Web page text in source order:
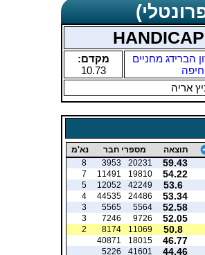
הברידג מחניים
חיפה
מקדם:
10.73
אריה
תוצאה מספרי חבר נא'מ
59.43
20231
3953
8
54.22
19810
11491
7
53.6
42249
12052
5
53.34
24486
44535
4
52.58
5564
5565
3
52.05
9726
7246
3
50.8
11069
8174
2
46.77
18015
40871
44.46
41601
5226